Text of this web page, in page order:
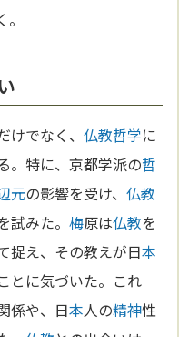
けでなく、仏教哲学に
。特に、京都学派の哲
元の影響を受け、仏教
試みた。梅原は仏教を
捉え、その教えが日本
とに気づいた。これ
係や、日本人の精神性